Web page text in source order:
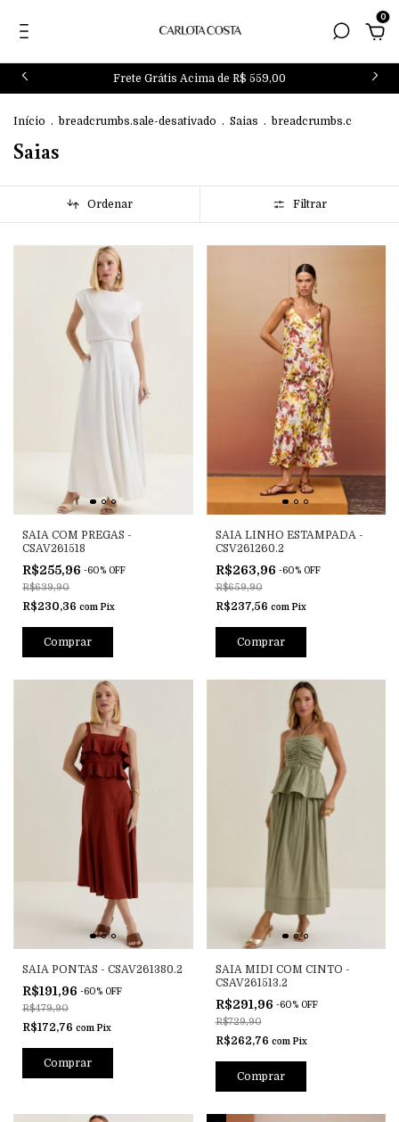
0
Frete Grátis Acima de R$ 559,00
Início . breadcrumbs.sale-desativado . Saias . breadcrumbs.c
Saias
Ordenar Filtrar
SAIA COM PREGAS -
CSAV261518
R$255,96 -60% OFF
R$639,90
R$230,36 com Pix
Comprar
SAIA LINHO ESTAMPADA -
CSV261260.2
R$263,96 -60% OFF
R$659,90
R$237,56 com Pix
Comprar
SAIA PONTAS - CSAV261380.2
R$191,96 -60% OFF
R$479,90
R$172,76 com Pix
Comprar
SAIA MIDI COM CINTO -
CSAV261513.2
R$291,96 -60% OFF
R$729,90
R$262,76 com Pix
Comprar